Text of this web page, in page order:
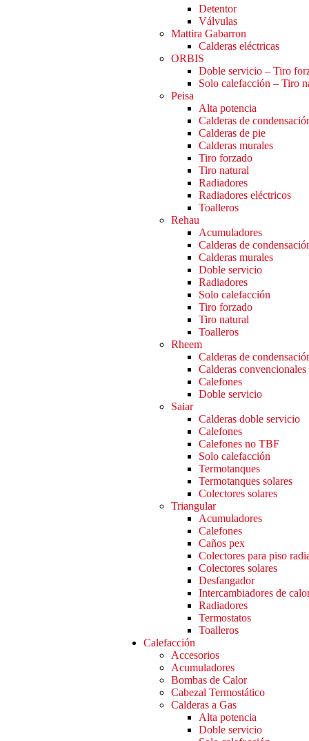
Detentor
Válvulas
Mattira Gabarron
Calderas eléctricas
ORBIS
Doble servicio – Tiro
Solo calefacción – Tiro
Peisa
Alta potencia
Calderas de
Calderas de pie
Calderas murales
Tiro forzado
Tiro natural
Radiadores
Radiadores eléctricos
Toalleros
Rehau
Acumuladores
Calderas de
Calderas murales
Doble servicio
Radiadores
Solo calefacción
Tiro forzado
Tiro natural
Toalleros
Rheem
Calderas de
Calderas convencionales
Calefones
Doble servicio
Saiar
Calderas doble servicio
Calefones
Calefones no TBF
Solo calefacción
Termotanques
Termotanques solares
Colectores solares
Triangular
Acumuladores
Calefones
Caños pex
Colectores para piso
Colectores solares
Desfangador
Intercambiadores de
Radiadores
Termostatos
Toalleros
Calefacción
Accesorios
Acumuladores
Bombas de Calor
Cabezal Termostático
Calderas a Gas
Alta potencia
Doble servicio